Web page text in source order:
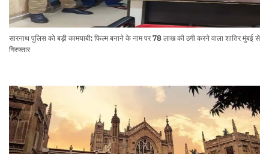
सारनाथ पुलिस को बड़ी कामयाबी: फिल्म बनाने के नाम पर 78 लाख की ठगी करने वाला शातिर मुंबई से
गिरफ्तार